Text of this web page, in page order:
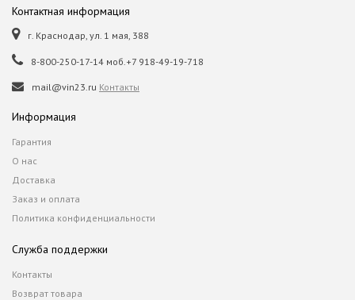
Контактная информация
г. Краснодар, ул. 1 мая, 388
8-800-250-17-14 моб.+7 918-49-19-718
mail@vin23.ru Контакты
Информация
Гарантия
О нас
Доставка
Заказ и оплата
Политика конфиденциальности
Служба поддержки
Контакты
Возврат товара